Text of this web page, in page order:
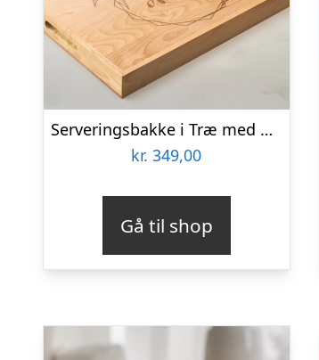
Serveringsbakke i Træ med Gravering
kr. 349,00
Gå til shop